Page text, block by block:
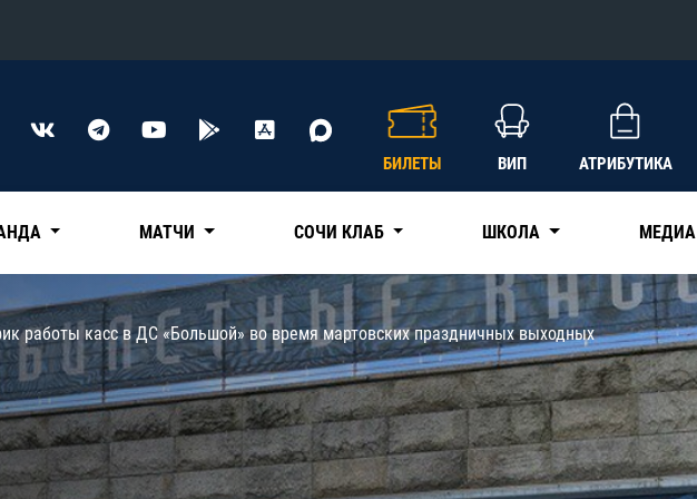
Конференция «Восток»
Нефтехимик
Трактор
Дивизион Чернышева
Авангард
Адмирал
КХЛ
БИЛЕТЫ ВИП АТРИБУТИКА
МАТЧИ СОЧИ КЛАБ ШКОЛА МЕДИА
работы касс в ДС «Большой» во время мартовских праздничных выходных